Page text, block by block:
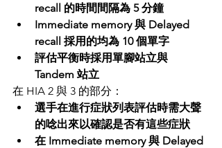
recall 的時間間隔為 5 分鐘
Immediate memory 與 Delayed
recall 採用的均為 10 個單字
評估平衡時採用單腳站立與
Tandem 站立
在 HIA 2 與 3 的部分：
選手在進行症狀列表評估時需大聲
的唸出來以確認是否有這些症狀
在 Immediate memory 與 Delayed